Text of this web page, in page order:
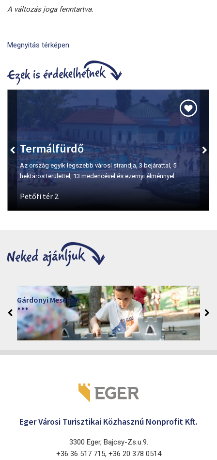
A változás joga fenntartva.
Megnyitás térképen
Szépasszony-völgy
A borkóstolás első számú helyszíne Egerben.
Márai Központ 2026
2026. június 19. - 2026. augusztus 28.
Márai Központ, Eger 3300, Szépasszony-völgy 35.
Eger Városi Turisztikai Közhasznú Nonprofit Kft.
3300 Eger, Bajcsy-Zs.u.9.
+36 36 517 715, +36 20 378 0514